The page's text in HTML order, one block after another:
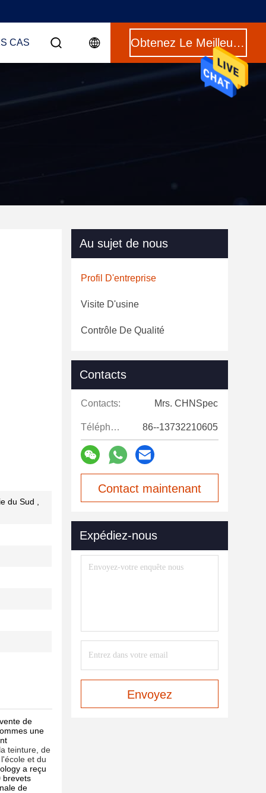
CAS Obtenez Le Meilleur Prix
du Sud ,
de
une
teinture, de
et du
a reçu
brevets
de
Au sujet de nous
Profil D'entreprise
Visite D'usine
Contrôle De Qualité
Contacts
Contacts: Mrs. CHNSpec
Téléphone: 86--13732210605
Contact maintenant
Expédiez-nous
Envoyez